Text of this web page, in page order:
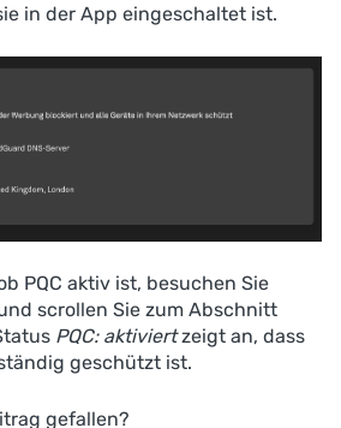
in der App eingeschaltet ist.
PQC aktiv ist, besuchen Sie
scrollen Sie zum Abschnitt
PQC: aktiviertzeigt an, dass
geschützt ist.
gefallen?